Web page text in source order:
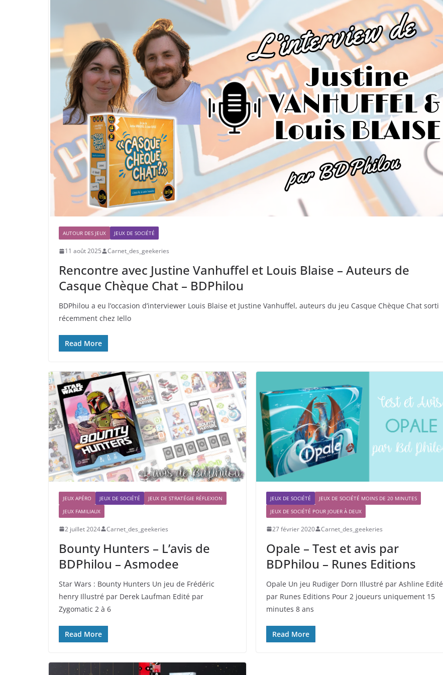
AUTOUR DES JEUX JEUX DE SOCIÉTÉ
11 août 2025 Carnet_des_geekeries
Rencontre avec Justine Vanhuffel et Louis Blaise – Auteurs de
Casque Chèque Chat – BDPhilou
BDPhilou a eu l’occasion d’interviewer Louis Blaise et Justine Vanhuffel, auteurs du jeu Casque Chèque Chat sorti
récemment chez Iello
Read More
JEUX APÉRO JEUX DE SOCIÉTÉ
JEUX DE STRATÉGIE RÉFLEXION
JEUX FAMILIAUX
2 juillet 2024 Carnet_des_geekeries
Bounty Hunters – L’avis de
BDPhilou – Asmodee
Star Wars : Bounty Hunters Un jeu de Frédéric
henry Illustré par Derek Laufman Edité par
Zygomatic 2 à 6
Read More
JEUX DE SOCIÉTÉ
JEUX DE SOCIÉTÉ MOINS DE 20 MINUTES
JEUX DE SOCIÉTÉ POUR JOUER À DEUX
27 février 2020 Carnet_des_geekeries
Opale – Test et avis par
BDPhilou – Runes Editions
Opale Un jeu Rudiger Dorn Illustré par Ashline Edité
par Runes Editions Pour 2 joueurs uniquement 15
minutes 8 ans
Read More